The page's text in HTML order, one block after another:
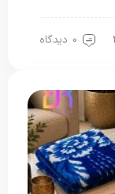
0 دیدگاه